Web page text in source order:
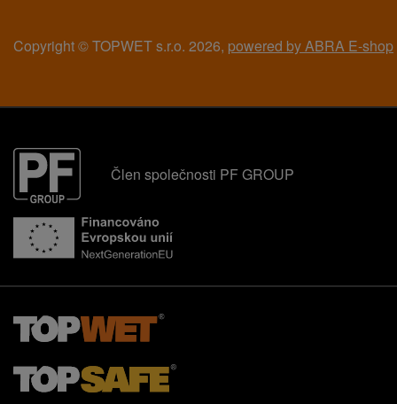
Copyright © TOPWET s.r.o. 2026, powered by ABRA E-shop
Člen společnosti PF GROUP